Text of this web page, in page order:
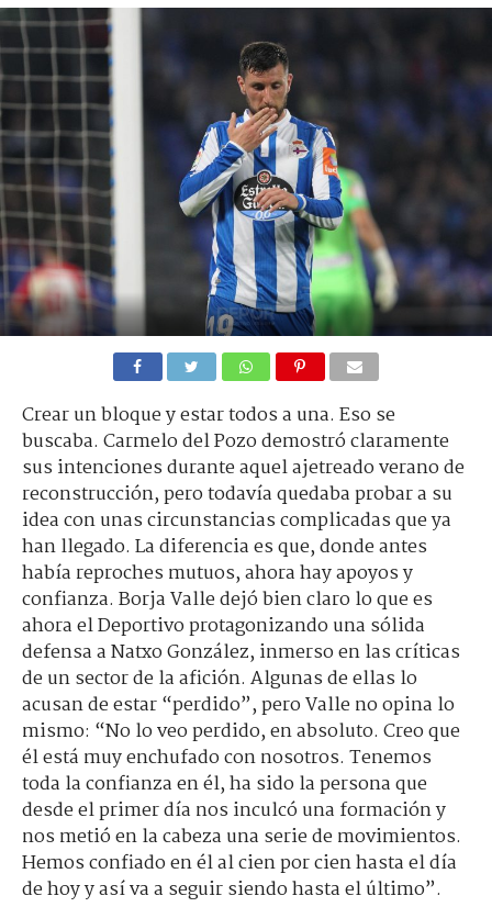
Crear un bloque y estar todos a una. Eso se
buscaba. Carmelo del Pozo demostró claramente
sus intenciones durante aquel ajetreado verano de
reconstrucción, pero todavía quedaba probar a su
idea con unas circunstancias complicadas que ya
han llegado. La diferencia es que, donde antes
había reproches mutuos, ahora hay apoyos y
confianza. Borja Valle dejó bien claro lo que es
ahora el Deportivo protagonizando una sólida
defensa a Natxo González, inmerso en las críticas
de un sector de la afición. Algunas de ellas lo
acusan de estar “perdido”, pero Valle no opina lo
mismo: “No lo veo perdido, en absoluto. Creo que
él está muy enchufado con nosotros. Tenemos
toda la confianza en él, ha sido la persona que
desde el primer día nos inculcó una formación y
nos metió en la cabeza una serie de movimientos.
Hemos confiado en él al cien por cien hasta el día
de hoy y así va a seguir siendo hasta el último”.